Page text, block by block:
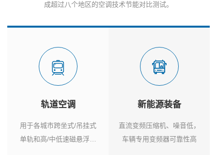
成超过八个地区的空调技术节能对比测试。
轨道空调
用于各城市跨坐式/吊挂式
单轨和高/中低速磁悬浮列
新能源装备
直流变频压缩机、噪音低，
车辆专用变频器可靠性高